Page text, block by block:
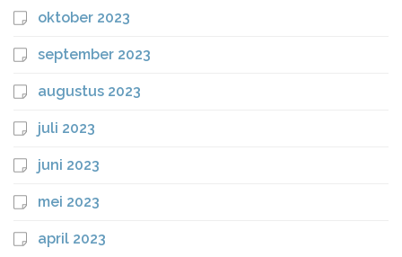
oktober 2023
september 2023
augustus 2023
juli 2023
juni 2023
mei 2023
april 2023